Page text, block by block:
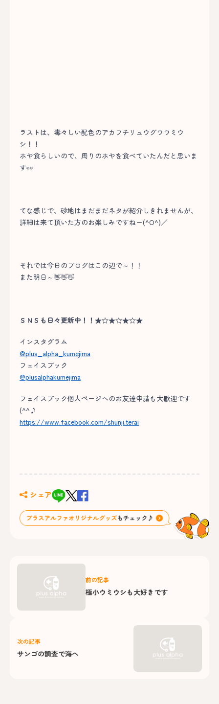
ラストは、毒々しい配色のアカフチリュウグウウミウ
シ！！
ホヤ食らしいので、周りのホヤを食べていたんだと思いま
す👀
てな感じで、砂地はまだまだネタが紹介しきれませんが、
詳細は来て頂いた方のお楽しみですねー(^O^)／
それでは今日のブログはこの辺で～！！
また明日～👋👋👋
ＳＮＳも日々更新中！！★☆★☆★☆★
インスタグラム
@plus_alpha_kumejima
フェイスブック
@plusalphakumejima
フェイスブック個人ページへのお友達申請も大歓迎です
(^^♪
https://www.facebook.com/shunji.terai
シェア
前の記事
極小ウミウシも大好きです
次の記事
サンゴの調査で海へ